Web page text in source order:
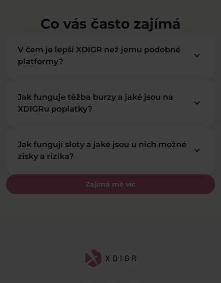
Co vás často zajímá
Zajímá mě víc
V čem je lepší XDIGR než jemu podobné
platformy?
keyboard_arrow_down
Jak funguje těžba burzy a jaké jsou na
XDIGRu poplatky?
keyboard_arrow_down
Jak fungují sloty a jaké jsou u nich možné
zisky a rizika?
keyboard_arrow_down